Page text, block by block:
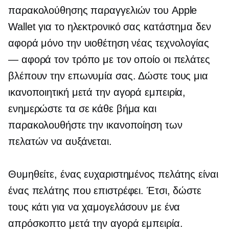
παρακολούθησης παραγγελιών του Apple
Wallet για το ηλεκτρονικό σας κατάστημα δεν
αφορά μόνο την υιοθέτηση νέας τεχνολογίας
— αφορά τον τρόπο με τον οποίο οι πελάτες
βλέπουν την επωνυμία σας. Δώστε τους μια
ικανοποιητική μετά την αγορά εμπειρία,
ενημερώστε τα σε κάθε βήμα και
παρακολουθήστε την ικανοποίηση των
πελατών να αυξάνεται.
Θυμηθείτε, ένας ευχαριστημένος πελάτης είναι
ένας πελάτης που επιστρέφει. Έτσι, δώστε
τους κάτι για να χαμογελάσουν με ένα
απρόσκοπτο μετά την αγορά εμπειρία.